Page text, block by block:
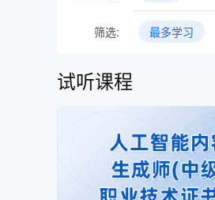
行业会议
筛选: 最多学习
试听课程